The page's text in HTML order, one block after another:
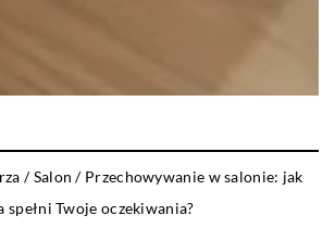
/Salon / Przechowywanie w salonie: jak
spełni Twoje oczekiwania?